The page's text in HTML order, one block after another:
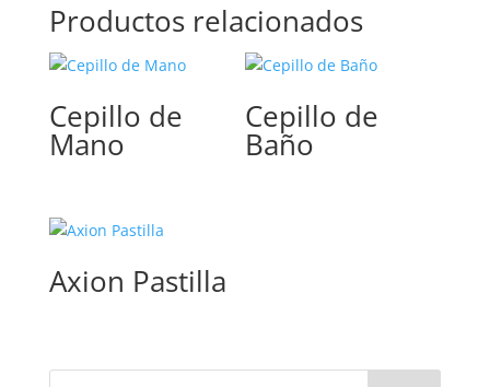
Productos relacionados
Cepillo de
Mano
Cepillo de
Baño
Axion Pastilla